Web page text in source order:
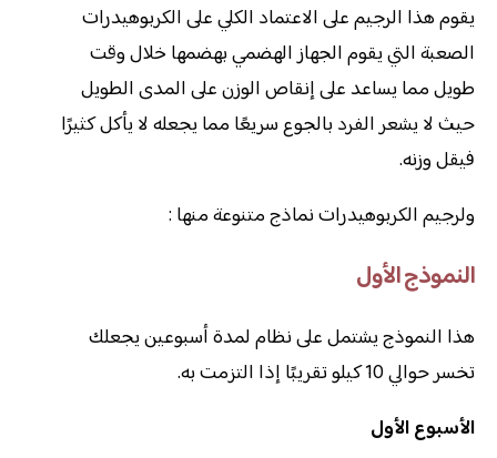
يقوم هذا الرجيم على الاعتماد الكلي على الكربوهيدرات
الصعبة التي يقوم الجهاز الهضمي بهضمها خلال وقت
طويل مما يساعد على إنقاص الوزن على المدى الطويل
حيث لا يشعر الفرد بالجوع سريعًا مما يجعله لا يأكل كثيرًا
فيقل وزنه.
ولرجيم الكربوهيدرات نماذج متنوعة منها :
النموذج الأول
هذا النموذج يشتمل على نظام لمدة أسبوعين يجعلك
تخسر حوالي 10 كيلو تقريبًا إذا التزمت به.
الأسبوع الأول